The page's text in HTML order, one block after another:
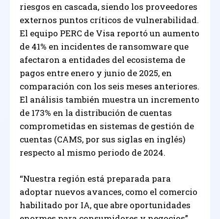
riesgos en cascada, siendo los proveedores
externos puntos críticos de vulnerabilidad.
El equipo PERC de Visa reportó un aumento
de 41% en incidentes de ransomware que
afectaron a entidades del ecosistema de
pagos entre enero y junio de 2025, en
comparación con los seis meses anteriores.
El análisis también muestra un incremento
de 173% en la distribución de cuentas
comprometidas en sistemas de gestión de
cuentas (CAMS, por sus siglas en inglés)
respecto al mismo periodo de 2024.
“Nuestra región está preparada para
adoptar nuevos avances, como el comercio
habilitado por IA, que abre oportunidades